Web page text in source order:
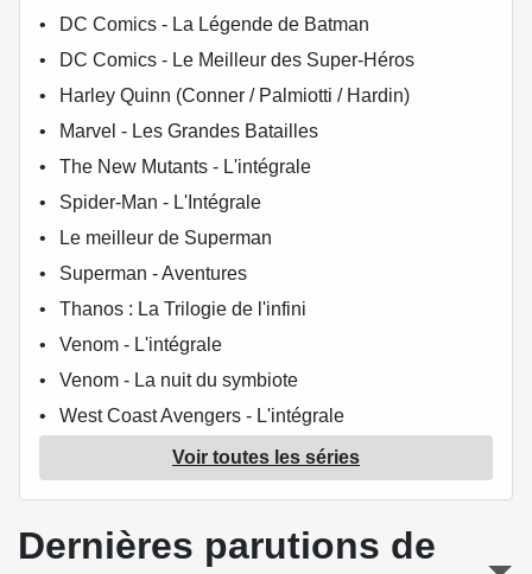
DC Comics - La Légende de Batman
DC Comics - Le Meilleur des Super-Héros
Harley Quinn (Conner / Palmiotti / Hardin)
Marvel - Les Grandes Batailles
The New Mutants - L'intégrale
Spider-Man - L'Intégrale
Le meilleur de Superman
Superman - Aventures
Thanos : La Trilogie de l'infini
Venom - L'intégrale
Venom - La nuit du symbiote
West Coast Avengers - L'intégrale
X-Men - La Collection Mutante
Voir toutes les séries
Dernières parutions de